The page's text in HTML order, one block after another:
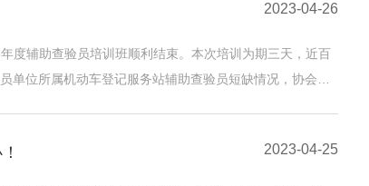
2023-04-26
度辅助查验员培训班顺利结束。本次培训为期三天，近百
单位所属机动车登记服务站辅助查验员短缺情况，协会主
2023-04-25